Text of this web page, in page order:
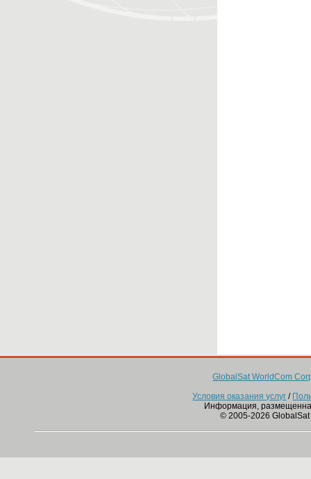
GlobalSat WorldCom
Условия оказания услуг /
Информация,
© 2005-2026